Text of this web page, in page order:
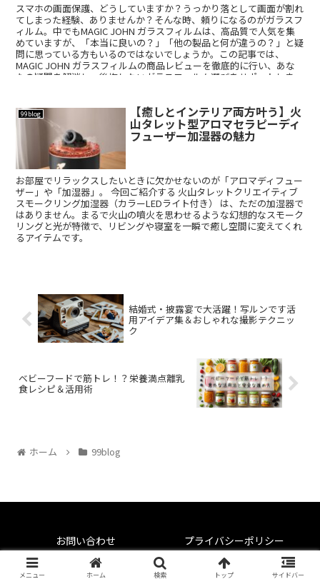
スマホの画面保護、どうしていますか？うっかり落として画面が割れ
てしまった経験、ありませんか？そんな時、頼りになるのがガラスフ
ィルム。中でもMAGIC JOHN ガラスフィルムは、高品質で人気を集
めていますが、「本当に良いの？」「他の製品と何が違うの？」と疑
問に思っている方もいるのではないでしょうか。この記事では、
MAGIC JOHN ガラスフィルムの商品レビューを徹底的に行い、あな
たの疑問を解消し、後悔しないガラスフィルム選びをサポートしま
99blog 【癒しとインテリア両方叶う】火
山タレット型アロマセラピーディ
フューザー加湿器の魅力
お部屋でリラックスしたいときに欠かせないのが「アロマディフュー
ザー」や「加湿器」。 今回ご紹介する 火山タレットクリエイティブ
スモークリング加湿器（カラーLEDライト付き） は、ただの加湿器で
はありません。まるで火山の噴火を思わせるような幻想的なスモーク
リングと光が特徴で、リビングや寝室を一瞬で癒し空間に変えてくれ
るアイテムです。
結婚式・披露宴で大活躍！写ルンです活
用アイデア集＆おしゃれな撮影テクニッ
ク
ベビーフードで筋トレ！？栄養満点離乳
食レシピ＆活用術
ホーム 99blog
お問い合わせ
プライバシーポリシー
© 2019-2026 99blog.
メニュー ホーム 検索 トップ サイドバー